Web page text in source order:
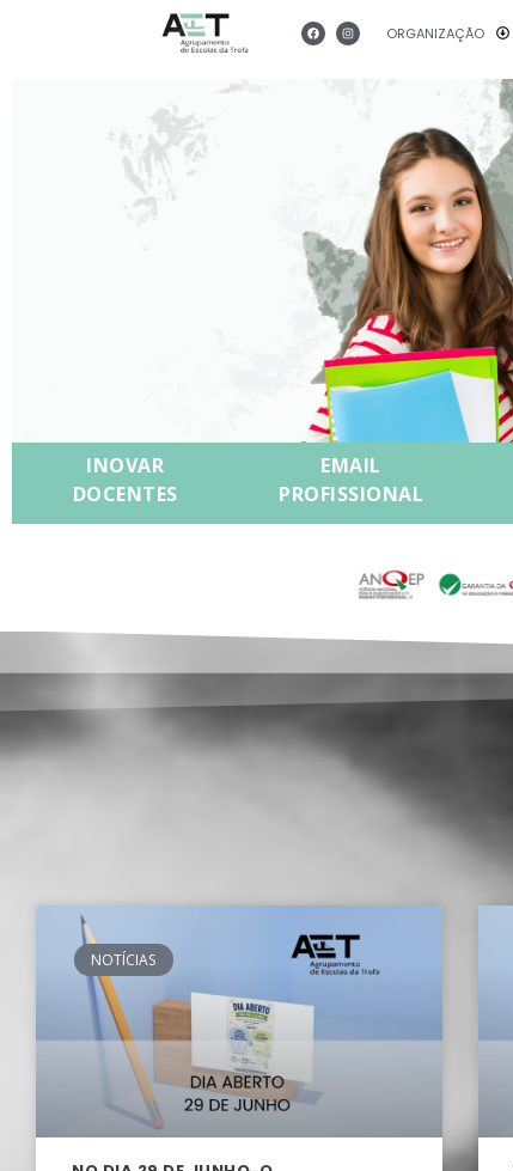
ORGANIZAÇÃO
INOVAR
DOCENTES
EMAIL
PROFISSIONAL
NOTÍCIAS